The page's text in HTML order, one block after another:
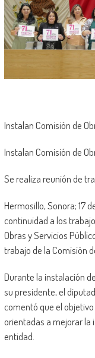
Instalan Comisión de
Instalan Comisión de
Se realiza reunión de
Hermosillo, Sonora; 17
continuidad a los
Obras y Servicios
trabajo de la Comisión
Durante la instalación
su presidente, el
comentó que el
orientadas a mejorar la
entidad.